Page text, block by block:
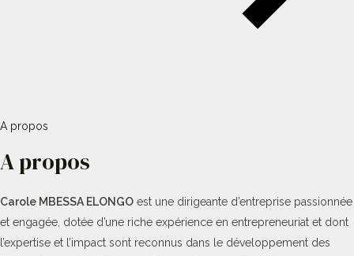
A propos
A propos
Carole MBESSA ELONGO est une dirigeante d’entreprise passionnée
et engagée, dotée d’une riche expérience en entrepreneuriat et dont
l’expertise et l’impact sont reconnus dans le développement des